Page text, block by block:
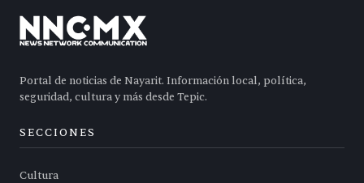
Portal de noticias de Nayarit. Información local, política,
seguridad, cultura y más desde Tepic.
SECCIONES
Cultura